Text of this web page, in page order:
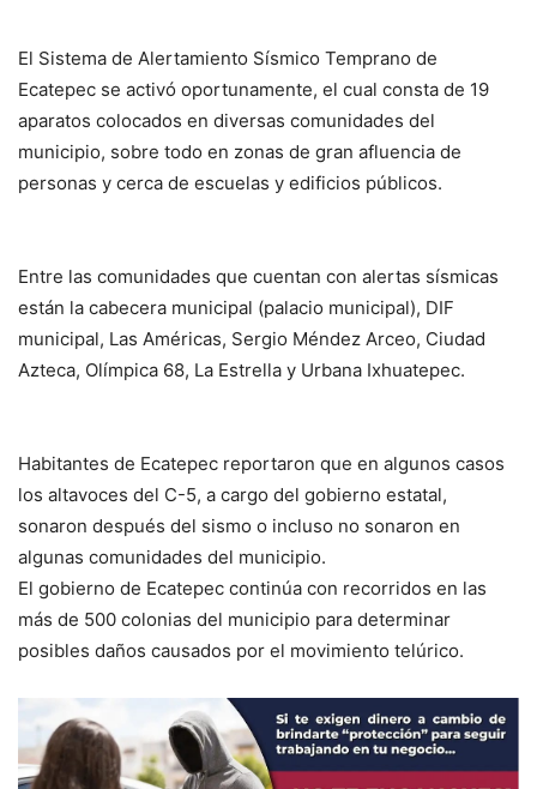
El Sistema de Alertamiento Sísmico Temprano de
Ecatepec se activó oportunamente, el cual consta de 19
aparatos colocados en diversas comunidades del
municipio, sobre todo en zonas de gran afluencia de
personas y cerca de escuelas y edificios públicos.
Entre las comunidades que cuentan con alertas sísmicas
están la cabecera municipal (palacio municipal), DIF
municipal, Las Américas, Sergio Méndez Arceo, Ciudad
Azteca, Olímpica 68, La Estrella y Urbana Ixhuatepec.
Habitantes de Ecatepec reportaron que en algunos casos
los altavoces del C-5, a cargo del gobierno estatal,
sonaron después del sismo o incluso no sonaron en
algunas comunidades del municipio.
El gobierno de Ecatepec continúa con recorridos en las
más de 500 colonias del municipio para determinar
posibles daños causados por el movimiento telúrico.